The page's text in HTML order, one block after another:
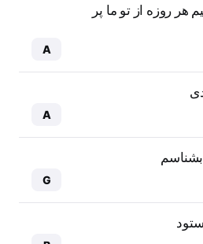
روزه از تو ما پر
A
A
G